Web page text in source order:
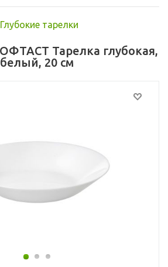
Глубокие тарелки
ОФТАСТ Тарелка глубокая,
белый, 20 см